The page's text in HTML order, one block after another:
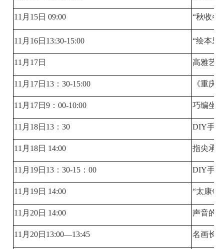
11月15日 09:00 “秋收冬
11月16日13:30-15:00 “绘本里
11月17日 高雅艺
11月17日13：30-15:00 《重庆
11月17日9：00-10:00 巧编坐
11月18日13：30 DIY手
11月18日 14:00 指尖承
11月19日13：30-15：00 DIY手
11月19日 14:00 “太康邻
11月20日 14:00 声音的
11月20日13:00—13:45 名画长